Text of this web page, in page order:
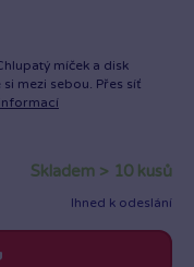
míček a disk
mezi sebou. Přes síť
skladem > 10 kusů
Ihned k odeslání